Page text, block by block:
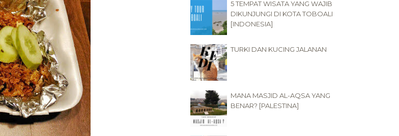
5 TEMPAT WISATA YANG WAJIB
DIKUNJUNGI DI KOTA TOBOALI
[INDONESIA]
TURKI DAN KUCING JALANAN
MANA MASJID AL-AQSA YANG
BENAR? [PALESTINA]